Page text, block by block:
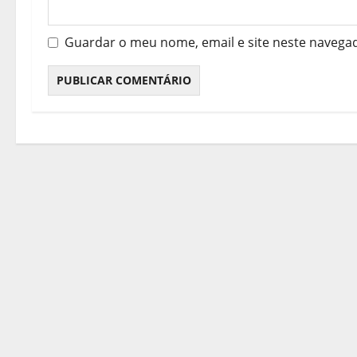
Guardar o meu nome, email e site neste